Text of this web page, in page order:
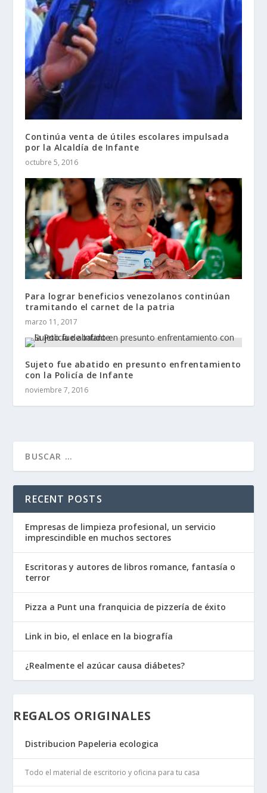
Continúa venta de útiles escolares impulsada
por la Alcaldía de Infante
octubre 5, 2016
Para lograr beneficios venezolanos continúan
tramitando el carnet de la patria
marzo 11, 2017
Sujeto fue abatido en presunto enfrentamiento
con la Policía de Infante
noviembre 7, 2016
RECENT POSTS
Empresas de limpieza profesional, un servicio
imprescindible en muchos sectores
Escritoras y autores de libros romance, fantasía o
terror
Pizza a Punt una franquicia de pizzería de éxito
Link in bio, el enlace en la biografía
¿Realmente el azúcar causa diábetes?
REGALOS ORIGINALES
Distribucion Papeleria ecologica
Todo el material de escritorio y oficina para tu casa